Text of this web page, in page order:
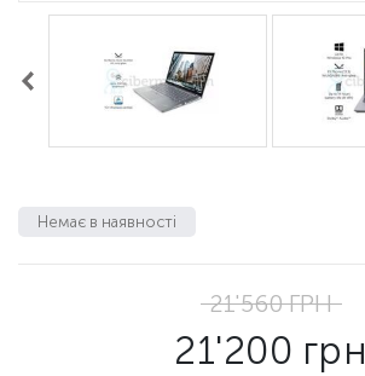
Немає в наявності
21'560 ГРН
21'200 грн